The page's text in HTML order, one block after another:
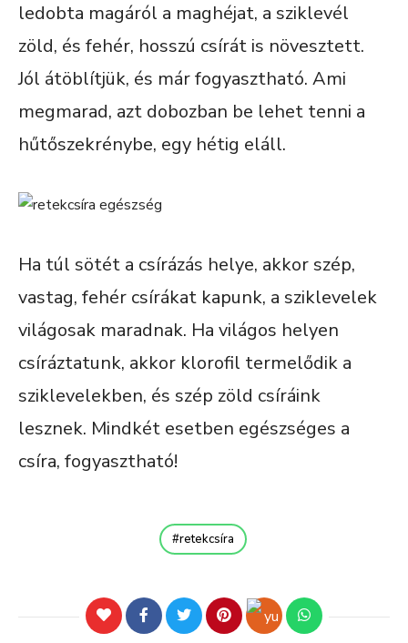
ledobta magáról a maghéjat, a sziklevél
zöld, és fehér, hosszú csírát is növesztett.
Jól átöblítjük, és már fogyasztható. Ami
megmarad, azt dobozban be lehet tenni a
hűtőszekrénybe, egy hétig eláll.
Ha túl sötét a csírázás helye, akkor szép,
vastag, fehér csírákat kapunk, a sziklevelek
világosak maradnak. Ha világos helyen
csíráztatunk, akkor klorofil termelődik a
sziklevelekben, és szép zöld csíráink
lesznek. Mindkét esetben egészséges a
csíra, fogyasztható!
retekcsíra